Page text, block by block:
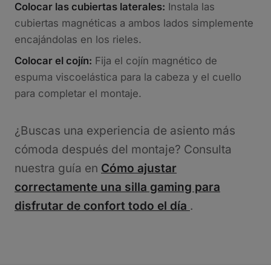
Colocar las cubiertas laterales: Instala las
cubiertas magnéticas a ambos lados simplemente
encajándolas en los rieles.
Colocar el cojín: Fija el cojín magnético de
espuma viscoelástica para la cabeza y el cuello
para completar el montaje.
¿Buscas una experiencia de asiento más
cómoda después del montaje? Consulta
nuestra guía en Cómo ajustar
correctamente una silla gaming para
disfrutar de confort todo el día .